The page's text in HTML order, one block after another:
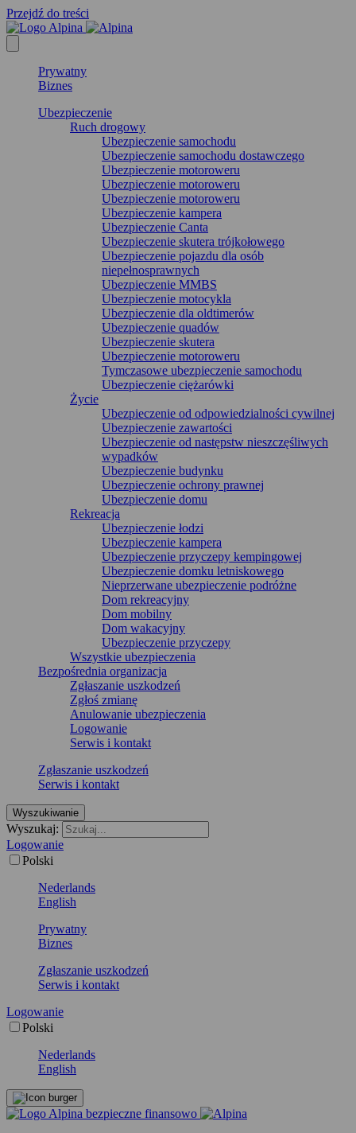
Przejdź do treści
Prywatny
Biznes
Ubezpieczenie
Ruch drogowy
Ubezpieczenie samochodu
Ubezpieczenie samochodu dostawczego
Ubezpieczenie motoroweru
Ubezpieczenie motoroweru
Ubezpieczenie motoroweru
Ubezpieczenie kampera
Ubezpieczenie Canta
Ubezpieczenie skutera trójkołowego
Ubezpieczenie pojazdu dla osób
niepełnosprawnych
Ubezpieczenie MMBS
Ubezpieczenie motocykla
Ubezpieczenie dla oldtimerów
Ubezpieczenie quadów
Ubezpieczenie skutera
Ubezpieczenie motoroweru
Tymczasowe ubezpieczenie samochodu
Ubezpieczenie ciężarówki
Życie
Ubezpieczenie od odpowiedzialności cywilnej
Ubezpieczenie zawartości
Ubezpieczenie od następstw nieszczęśliwych
wypadków
Ubezpieczenie budynku
Ubezpieczenie ochrony prawnej
Ubezpieczenie domu
Rekreacja
Ubezpieczenie łodzi
Ubezpieczenie kampera
Ubezpieczenie przyczepy kempingowej
Ubezpieczenie domku letniskowego
Nieprzerwane ubezpieczenie podróżne
Dom rekreacyjny
Dom mobilny
Dom wakacyjny
Ubezpieczenie przyczepy
Wszystkie ubezpieczenia
Bezpośrednia organizacja
Zgłaszanie uszkodzeń
Zgłoś zmianę
Anulowanie ubezpieczenia
Logowanie
Serwis i kontakt
Zgłaszanie uszkodzeń
Serwis i kontakt
Wyszukiwanie
Wyszukaj:
Logowanie
Polski
Nederlands
English
Prywatny
Biznes
Zgłaszanie uszkodzeń
Serwis i kontakt
Logowanie
Polski
Nederlands
English